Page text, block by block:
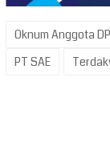
Oknum Anggota
PT SAE